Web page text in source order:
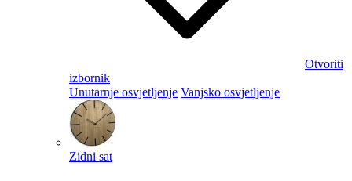
Otvoriti
izbornik
Unutarnje osvjetljenje Vanjsko osvjetljenje
Zidni sat